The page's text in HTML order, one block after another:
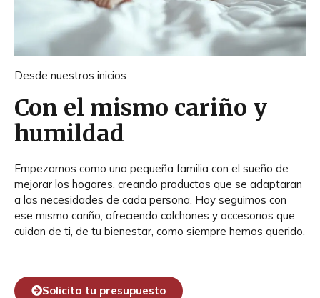
Desde nuestros inicios
Con el mismo cariño y
humildad
Empezamos como una pequeña familia con el sueño de
mejorar los hogares, creando productos que se adaptaran
a las necesidades de cada persona. Hoy seguimos con
ese mismo cariño, ofreciendo colchones y accesorios que
cuidan de ti, de tu bienestar, como siempre hemos querido.
Solicita tu presupuesto